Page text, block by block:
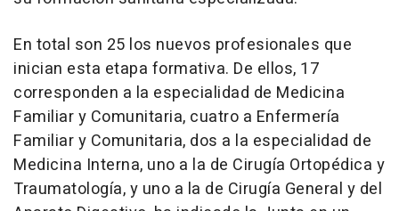
En total son 25 los nuevos profesionales que
inician esta etapa formativa. De ellos, 17
corresponden a la especialidad de Medicina
Familiar y Comunitaria, cuatro a Enfermería
Familiar y Comunitaria, dos a la especialidad de
Medicina Interna, uno a la de Cirugía Ortopédica y
Traumatología, y uno a la de Cirugía General y del